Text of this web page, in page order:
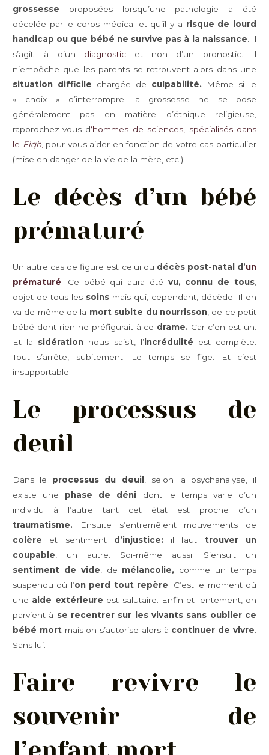
grossesse proposées lorsqu’une pathologie a été
décelée par le corps médical et qu’il y a risque de lourd
handicap ou que bébé ne survive pas à la naissance. Il
s’agit là d’un diagnosticet non d’un pronostic. Il
n’empêche que les parents se retrouvent alors dans une
situation difficile chargée de culpabilité.
Même si le
« choix » d’interrompre la grossesse ne se pose
généralement pas en matière d’éthique religieuse,
rapprochez-vous d‘hommes de sciences, spécialisés dans
le Fiqh,pour vous aider en fonction de votre cas particulier
(mise en danger de la vie de la mère, etc.).
Le décès d’un bébé
prématuré
Un autre cas de figure est celui du décès post-natal d’un
prématuré. Ce bébé qui aura été vu, connu de tous,
objet de tous les soins mais qui, cependant, décède. Il en
va de même de la mort subite du nourrisson, de ce petit
bébé dont rien ne préfigurait à ce drame. Car c’en est un.
Et la sidération nous saisit, l’incrédulité est complète.
Tout s’arrête, subitement. Le temps se fige. Et c’est
insupportable.
Le processus de
deuil
Dans le processus du deuil
, selon la psychanalyse, il
existe une phase de déni dont le temps varie d’un
individu à l’autre tant cet état est proche d’un
traumatisme. Ensuite s’entremêlent mouvements de
colère et sentiment d’injustice: il faut trouver un
coupable , un autre. Soi-même aussi. S’ensuit un
sentiment de vide , de mélancolie, comme un temps
suspendu où l’on perd tout repère . C’est le moment où
une aide extérieure est salutaire. Enfin et lentement, on
parvient à se recentrer sur les vivants sans oublier ce
bébé mortmais on s’autorise alors à continuer de vivre
Sans lui.
Faire revivre le
souvenir de